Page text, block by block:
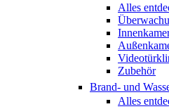
Alles
Zubehör
Brand- und
Alles